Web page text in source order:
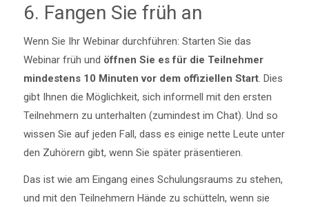
6. Fangen Sie früh an
Wenn Sie Ihr Webinar durchführen: Starten Sie das
Webinar früh und öffnen Sie es für die Teilnehmer
mindestens 10 Minuten vor dem offiziellen Start. Dies
gibt Ihnen die Möglichkeit, sich informell mit den ersten
Teilnehmern zu unterhalten (zumindest im Chat). Und so
wissen Sie auf jeden Fall, dass es einige nette Leute unter
den Zuhörern gibt, wenn Sie später präsentieren.
Das ist wie am Eingang eines Schulungsraums zu stehen,
und mit den Teilnehmern Hände zu schütteln, wenn sie